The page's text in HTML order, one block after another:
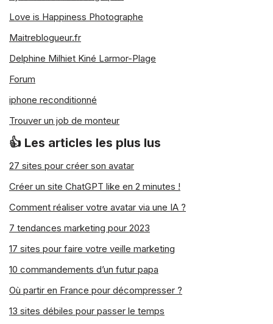
Love is Happiness Photographe
Maitreblogueur.fr
Delphine Milhiet Kiné Larmor-Plage
Forum
iphone reconditionné
Trouver un job de monteur
👍 Les articles les plus lus
27 sites pour créer son avatar
Créer un site ChatGPT like en 2 minutes !
Comment réaliser votre avatar via une IA ?
7 tendances marketing pour 2023
17 sites pour faire votre veille marketing
10 commandements d’un futur papa
Où partir en France pour décompresser ?
13 sites débiles pour passer le temps